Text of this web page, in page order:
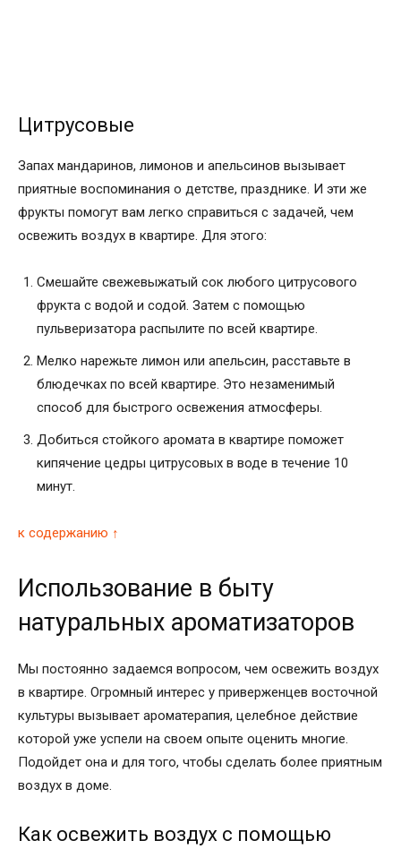
Цитрусовые
Запах мандаринов, лимонов и апельсинов вызывает
приятные воспоминания о детстве, празднике. И эти же
фрукты помогут вам легко справиться с задачей, чем
освежить воздух в квартире. Для этого:
Смешайте свежевыжатый сок любого цитрусового
фрукта с водой и содой. Затем с помощью
пульверизатора распылите по всей квартире.
Мелко нарежьте лимон или апельсин, расставьте в
блюдечках по всей квартире. Это незаменимый
способ для быстрого освежения атмосферы.
Добиться стойкого аромата в квартире поможет
кипячение цедры цитрусовых в воде в течение 10
минут.
к содержанию ↑
Использование в быту
натуральных ароматизаторов
Мы постоянно задаемся вопросом, чем освежить воздух
в квартире. Огромный интерес у приверженцев восточной
культуры вызывает ароматерапия, целебное действие
которой уже успели на своем опыте оценить многие.
Подойдет она и для того, чтобы сделать более приятным
воздух в доме.
Как освежить воздух с помощью